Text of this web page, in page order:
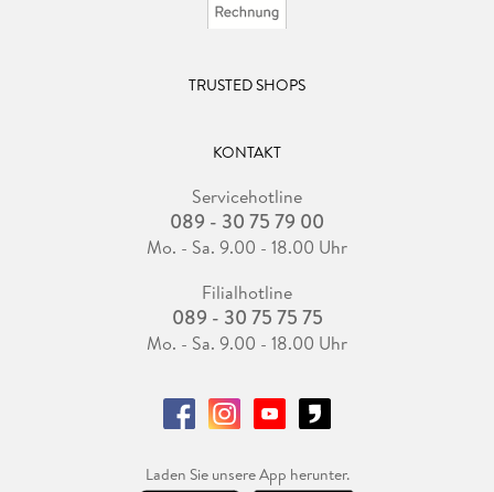
TRUSTED SHOPS
KONTAKT
Servicehotline
089 - 30 75 79 00
Mo. - Sa. 9.00 - 18.00 Uhr
Filialhotline
089 - 30 75 75 75
Mo. - Sa. 9.00 - 18.00 Uhr
Laden Sie unsere App herunter.